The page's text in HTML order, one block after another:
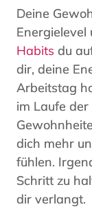
Deine
Energielevel
Habits du
dir, deine
Arbeitstag
im Laufe
dich mehr
fühlen.
Schritt zu
dir verlangt.